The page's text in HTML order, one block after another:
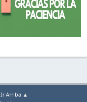
Ir Arriba ▲